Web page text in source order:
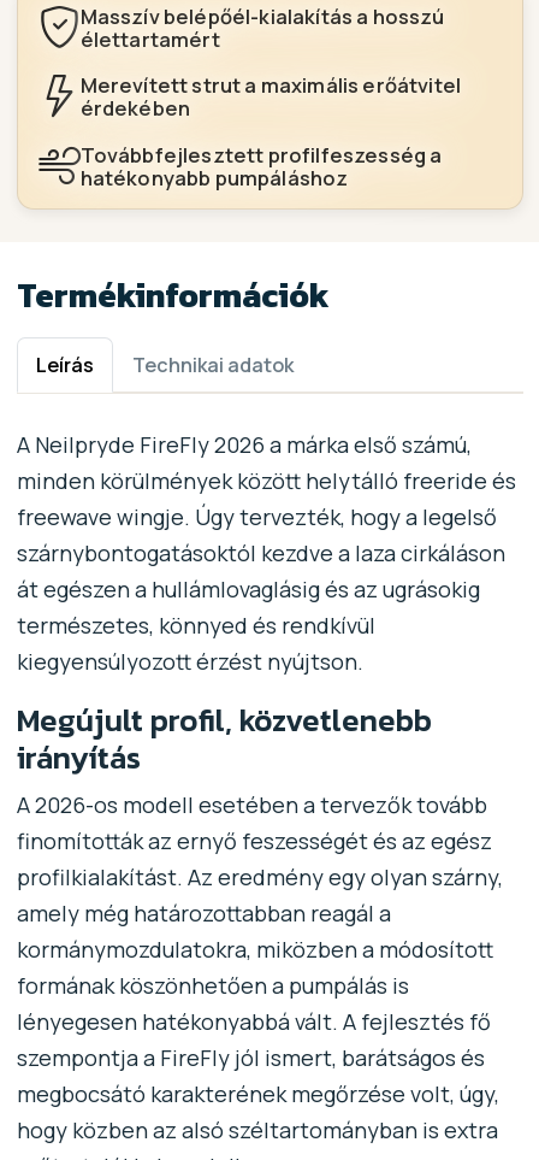
Masszív belépőél-kialakítás a hosszú
élettartamért
Merevített strut a maximális erőátvitel
érdekében
Továbbfejlesztett profilfeszesség a
hatékonyabb pumpáláshoz
Termékinformációk
Leírás Technikai adatok
A Neilpryde FireFly 2026 a márka első számú,
minden körülmények között helytálló freeride és
freewave wingje. Úgy tervezték, hogy a legelső
szárnybontogatásoktól kezdve a laza cirkáláson
át egészen a hullámlovaglásig és az ugrásokig
természetes, könnyed és rendkívül
kiegyensúlyozott érzést nyújtson.
Megújult profil, közvetlenebb
irányítás
A 2026-os modell esetében a tervezők tovább
finomították az ernyő feszességét és az egész
profilkialakítást. Az eredmény egy olyan szárny,
amely még határozottabban reagál a
kormánymozdulatokra, miközben a módosított
formának köszönhetően a pumpálás is
lényegesen hatékonyabbá vált. A fejlesztés fő
szempontja a FireFly jól ismert, barátságos és
megbocsátó karakterének megőrzése volt, úgy,
hogy közben az alsó széltartományban is extra